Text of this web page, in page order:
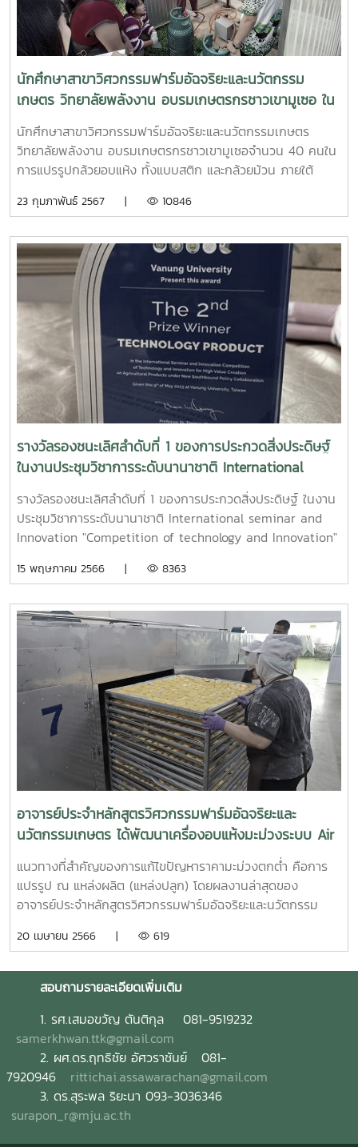
นักศึกษาสาขาวิศวกรรมฟาร์มอัฉจริยะและนวัตกรรม
เกษตร วิทยาลัยพลังงาน อบรมเกษตรกรชาวเขามูเซอ ใน
การแปรรูปกล้วยอบแห้ง ทั้งแบบสติก และกล้วยม้วน ภาย
ใต้โครงการ RU ขยายผลโรงอบแสงอาทิตย์ระบบความ
ร้อนเสริม
นักศึกษาสาขาวิศวกรรมฟาร์มอัฉจริยะและนวัตกรรมเกษตร
วิทยาลัยพลังงาน อบรมเกษตรกรชาวเขามูเซอจำนวน 40 คนใน
การแปรรูปกล้วยอบแห้ง ทั้งแบบสติก และกล้วยม้วน ภายใต้
รับทุนอุดหนุนจาก สวก. ประจำปีงบประมาณ 2566โรงอบแสง
แปรรูปกล้วยได้ครั้งละ 350-500 กิโลกรัม (ได้ผลิตภัณฑ์ 100-
120 กิโลกรัม) ต่อรอบการผลิตปัจจุบันได้นำผลิตภัณฑ์จำหน่ายที่
โป่งน้ำร้อนให้นักท่องเทียว และมูลนิธิโครงการหลวงช่วยจำหน่าย
จนมีรายได้ปีละ 60,000 บาท จากเดิมไม่มีรายได้เลย.....สอดคล้อง
กับ โครงการหลวงโมเดล....
23 กุมภาพันธ์ 2567 | 10846
รางวัลรองชนะเลิศลำดับที่ 1 ของการประกวดสิ่งประดิษฐ์
ในงานประชุมวิชาการระดับนานาชาติ International
seminar and Innovation "Competition of
technology and Innovation" for high value
creation and agricultural product under New
Southbound Policy collaboration ณ ประเทศไทยเป
รางวัลรองชนะเลิศลำดับที่ 1 ของการประกวดสิ่งประดิษฐ์ ในงาน
ประชุมวิชาการระดับนานาชาติ International seminar and
Innovation "Competition of technology and Innovation"
New Southbound Policy collaboration ณ ประเทศไทยเป
สหรัฐอเมริกา ประเทศอินเดีย ประเทศไทเป สาธารณรัฐประชาชน
จีน และประเทศไทย จุดเด่นของโครงการ เป็นนวัตกรรมที่ประสบ
ความสำเร็จ โดยสามารถนำเทคโนโลยี IoT ที่เหมาะสมไปพัฒนา
และเพิ่มมูลค่าสินค้าทางการเกษตรแปรรูปในพื้นที่สูง
(appropriate technology for area based approach) ใน
การแปรรูปสมุนไพรอบแห้ง (ชาดอกไม้) ณ ศูนย์พัฒนาโครงการ
หลวงสะโง๊ะ จังหวัดเชียงราย สามารถแปรรูปพืชสมุนไพรอบแห้ง
ที่มีความสะอาดตามมาตรฐานความปลอดภัย สามารถลดการใช้
พลังงานความร้อน และสามารถนำไปใช้ในการอบแห้งในปริมาณ
มากได้ โดยในปี 2564-2565 ทางศูนย์ฯ สะโง๊ะ สามารถอบแห้ง
พืชสมุนไพรได้มากกว่า 100 ตันสด ได้ผลิต 10 ตันแห้ง เกิดราย
ได้มูลค่า 8.5 ล้าน กระจายสู่เกษตรกรในพื้นที่จำนวน 700 คน
สิ่งประดิษฐ์ ดังกล่าวเป็น outcome และ output จากโครงการ
วิจัย การพัฒนาโรงอบพลังงานแสงอาทิตย์ร่วมกับระบบให้ความ
ร้อนเสริมควบคุมแบบอัตโนมัติด้วยเทคโนโลยีไอโอที
(PRP6405031990) ได้รับทุนสนับสนุนจากภายใต้กรอบการวิจัย
ทุนอุดหนุนการวิจัยจากสำนักงานพัฒนาการวิจัยการเกษตร
มหาวิทยาลัยแม่โจ้ เป็นหัวหน้าโครงการ และเป็นผู้ประดิษฐ์
15 พฤษภาคม 2566 | 8363
อาจารย์ประจำหลักสูตรวิศวกรรมฟาร์มอัฉจริยะและ
นวัตกรรมเกษตร ได้พัฒนาเครื่องอบแห้งมะม่วงระบบ Air
drying รวมกับเทคโนโลยี PCO สำหรับการผลิตมะม่วงใน
ระดับอุตสาหกรรม
แนวทางที่สำคัญของการแก้ไขปัญหาราคามะม่วงตกต่ำ คือการ
แปรรูป ณ แหล่งผลิต (แหล่งปลูก) โดยผลงานล่าสุดของ
อาจารย์ประจำหลักสูตรวิศวกรรมฟาร์มอัฉจริยะและนวัตกรรม
เทคโนโลยี PCO สำหรับการผลิตมะม่วงในระดับอุตสาหกรรม
จริยะและนวัตกรรมเกษตร เน้นการพัฒนาเครื่องจักรเพื่อเพิ่ม
20 เมษายน 2566 | 619
สอบถามรายละเอียดเพิ่มเติม
1. รศ.เสมอขวัญ ตันติกุล 081-9519232
samerkhwan.ttk@gmail.com
2. ผศ.ดร.ฤทธิชัย อัศวราชันย์ 081-
7920946
rittichai.assawarachan@gmail.com
3. ดร.สุระพล ริยะนา 093-3036346
surapon_r@mju.ac.th